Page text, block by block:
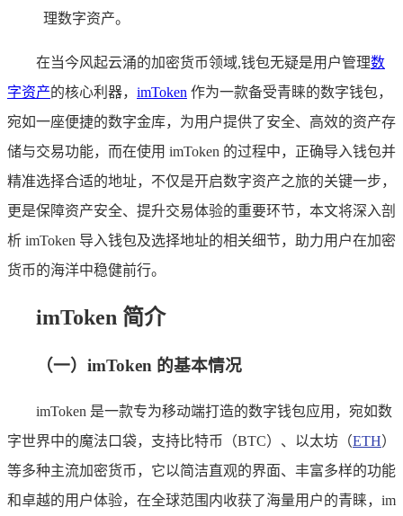
理数字资产。
在当今风起云涌的加密货币领域,钱包无疑是用户管理数
字资产的核心利器， imToken 作为一款备受青睐的数字钱包，
宛如一座便捷的数字金库，为用户提供了安全、高效的资产存
储与交易功能，而在使用 imToken 的过程中，正确导入钱包并
精准选择合适的地址，不仅是开启数字资产之旅的关键一步，
更是保障资产安全、提升交易体验的重要环节，本文将深入剖
析 imToken 导入钱包及选择地址的相关细节，助力用户在加密
货币的海洋中稳健前行。
imToken 简介
（一）imToken 的基本情况
imToken 是一款专为移动端打造的数字钱包应用，宛如数
字世界中的魔法口袋，支持比特币（BTC）、以太坊（ETH）
等多种主流加密货币，它以简洁直观的界面、丰富多样的功能
和卓越的用户体验，在全球范围内收获了海量用户的青睐，im